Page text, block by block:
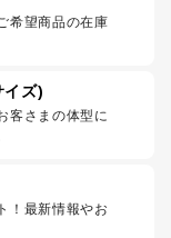
希望商品の在庫
イズ)
客さまの体型に
！最新情報やお